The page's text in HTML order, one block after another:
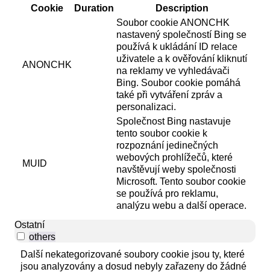
Cookie
Duration Description
ANONCHK
Soubor cookie ANONCHK
nastavený společností Bing se
používá k ukládání ID relace
uživatele a k ověřování kliknutí
na reklamy ve vyhledávači
Bing. Soubor cookie pomáhá
také při vytváření zpráv a
personalizaci.
MUID
Společnost Bing nastavuje
tento soubor cookie k
rozpoznání jedinečných
webových prohlížečů, které
navštěvují weby společnosti
Microsoft. Tento soubor cookie
se používá pro reklamu,
analýzu webu a další operace.
Ostatní
others
Další nekategorizované soubory cookie jsou ty, které
jsou analyzovány a dosud nebyly zařazeny do žádné